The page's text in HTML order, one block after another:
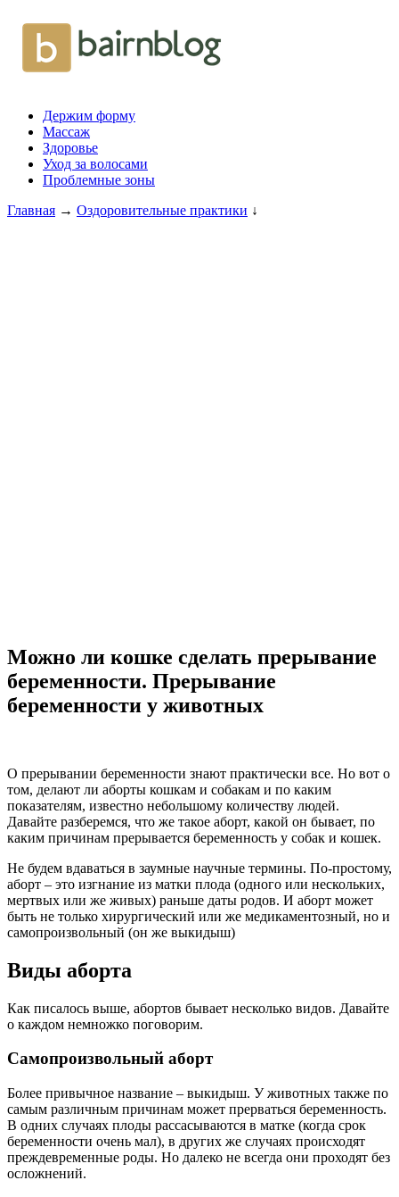
Держим форму
Массаж
Здоровье
Уход за волосами
Проблемные зоны
Главная → Оздоровительные практики ↓
Можно ли кошке сделать прерывание
беременности. Прерывание
беременности у животных
О прерывании беременности знают практически все. Но вот о
том, делают ли аборты кошкам и собакам и по каким
показателям, известно небольшому количеству людей.
Давайте разберемся, что же такое аборт, какой он бывает, по
каким причинам прерывается беременность у собак и кошек.
Не будем вдаваться в заумные научные термины. По-простому,
аборт – это изгнание из матки плода (одного или нескольких,
мертвых или же живых) раньше даты родов. И аборт может
быть не только хирургический или же медикаментозный, но и
самопроизвольный (он же выкидыш)
Виды аборта
Как писалось выше, абортов бывает несколько видов. Давайте
о каждом немножко поговорим.
Самопроизвольный аборт
Более привычное название – выкидыш. У животных также по
самым различным причинам может прерваться беременность.
В одних случаях плоды рассасываются в матке (когда срок
беременности очень мал), в других же случаях происходят
преждевременные роды. Но далеко не всегда они проходят без
осложнений.